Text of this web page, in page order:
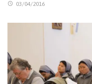
03/04/2016